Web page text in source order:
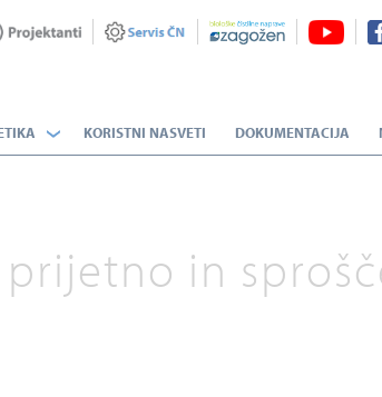
KORISTNI NASVETI DOKUMENTACIJA
in